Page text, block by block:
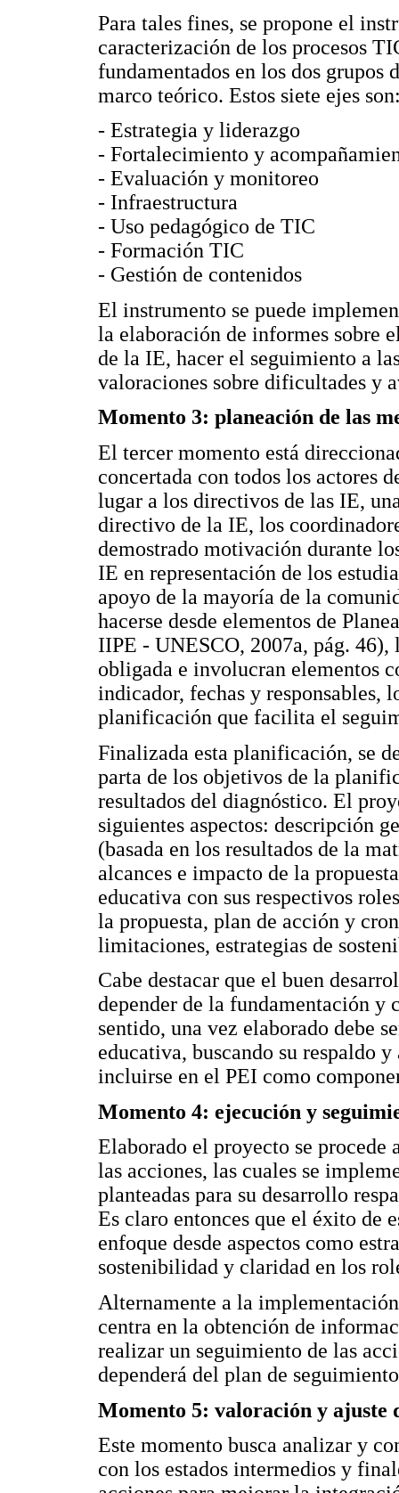
Para tales fines, se propone el
caracterización de los procesos
fundamentados en los dos grupos
marco teórico. Estos siete ejes
- Estrategia y liderazgo
- Fortalecimiento y
- Evaluación y monitoreo
- Infraestructura
- Uso pedagógico de TIC
- Formación TIC
- Gestión de contenidos
El instrumento se puede
la elaboración de informes sobre
de la IE, hacer el seguimiento a
valoraciones sobre dificultades y
Momento 3: planeación de las
El tercer momento está
concertada con todos los actores
lugar a los directivos de las IE,
directivo de la IE, los
demostrado motivación durante
IE en representación de los
apoyo de la mayoría de la
hacerse desde elementos de
IIPE - UNESCO, 2007a, pág.
obligada e involucran elementos
indicador, fechas y responsables,
planificación que facilita el
Finalizada esta planificación, se
parta de los objetivos de la
resultados del diagnóstico. El
siguientes aspectos: descripción
(basada en los resultados de la
alcances e impacto de la
educativa con sus respectivos
la propuesta, plan de acción y
limitaciones, estrategias de
Cabe destacar que el buen
depender de la fundamentación y
sentido, una vez elaborado debe
educativa, buscando su respaldo
incluirse en el PEI como
Momento 4: ejecución y
Elaborado el proyecto se
las acciones, las cuales se
planteadas para su desarrollo
Es claro entonces que el éxito de
enfoque desde aspectos como
sostenibilidad y claridad en los
Alternamente a la
centra en la obtención de
realizar un seguimiento de las
dependerá del plan de
Momento 5: valoración y ajuste
Este momento busca analizar y
con los estados intermedios y